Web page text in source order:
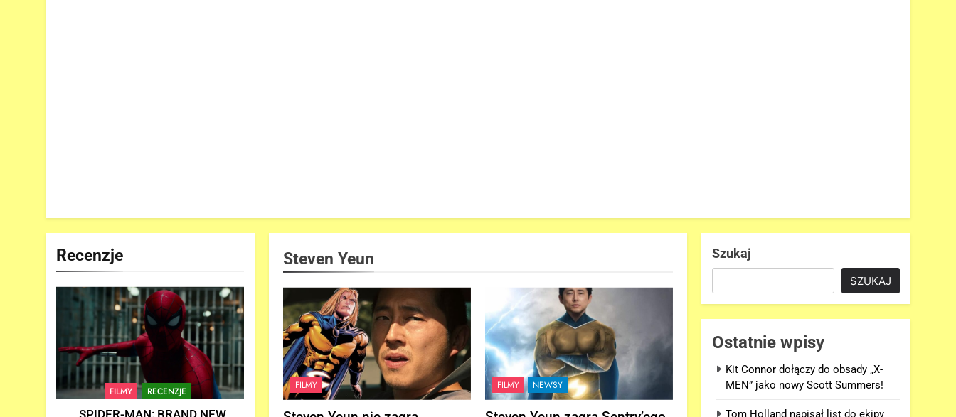
Recenzje
FILMY RECENZJE
Steven Yeun
FILMY FILMY NEWSY
Szukaj
SZUKAJ
Ostatnie wpisy
Kit Connor dołączy do obsady „X-
MEN” jako nowy Scott Summers!